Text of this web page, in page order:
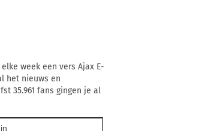
week een vers Ajax E-
het nieuws en
35.961 fans gingen je al